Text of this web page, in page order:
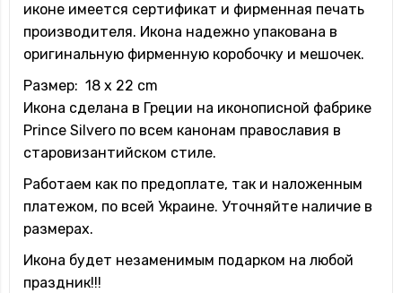
иконе имеется сертификат и фирменная печать
производителя. Икона надежно упакована в
оригинальную фирменную коробочку и мешочек.
Размер: 18 x 22 cm
Икона сделана в Греции на иконописной фабрике
Prince Silvero по всем канонам православия в
старовизантийском стиле.
Работаем как по предоплате, так и наложенным
платежом, по всей Украине. Уточняйте наличие в
размерах.
Икона будет незаменимым подарком на любой
праздник!!!